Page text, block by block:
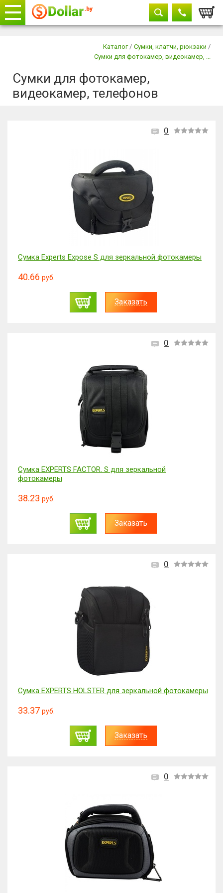
+375 29882-11-33
+375 17315-37-77
Каталог / Сумки, клатчи, рюкзаки /
Сумки для фотокамер, видеокамер, ...
Сумки для фотокамер,
видеокамер, телефонов
0
Сумка Experts Expose S для зеркальной фотокамеры
40.66 руб.
Заказать
0
Сумка EXPERTS FACTOR. S для зеркальной
фотокамеры
38.23 руб.
Заказать
0
Сумка EXPERTS HOLSTER для зеркальной фотокамеры
33.37 руб.
Заказать
0